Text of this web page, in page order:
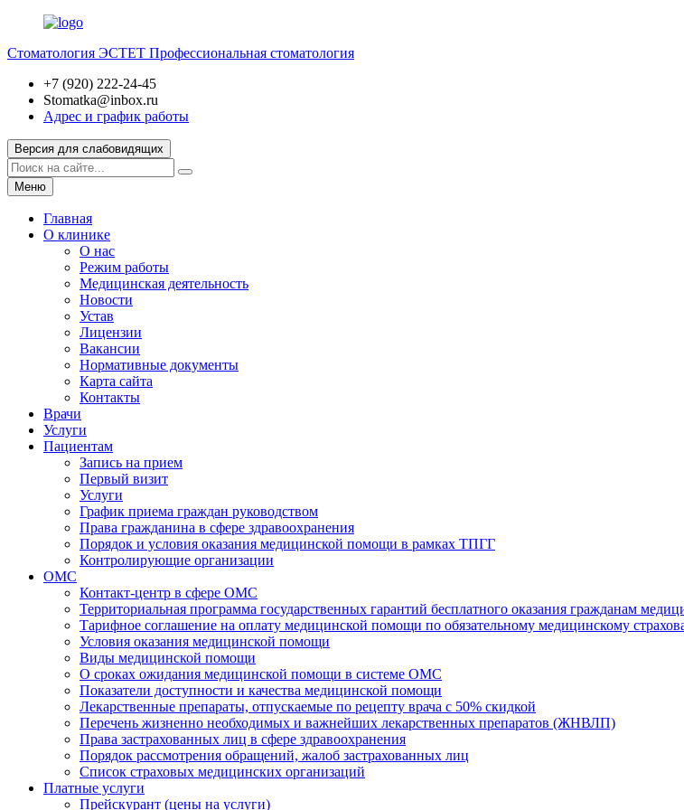
Стоматология ЭСТЕТ Профессиональная стоматология
+7 (920) 222-24-45
Stomatka@inbox.ru
Адрес и график работы
Версия для слабовидящих
Меню
Главная
О клинике
О нас
Режим работы
Медицинская деятельность
Новости
Устав
Лицензии
Вакансии
Нормативные документы
Карта сайта
Контакты
Врачи
Услуги
Пациентам
Запись на прием
Первый визит
Услуги
График приема граждан руководством
Права гражданина в сфере здравоохранения
Порядок и условия оказания медицинской помощи в рамках ТПГГ
Контролирующие организации
ОМС
Контакт-центр в сфере ОМС
Территориальная программа государственных гарантий бесплатного оказания гражданам
Тарифное соглашение на оплату медицинской помощи по обязательному медицинскому
Условия оказания медицинской помощи
Виды медицинской помощи
О сроках ожидания медицинской помощи в системе ОМС
Показатели доступности и качества медицинской помощи
Лекарственные препараты, отпускаемые по рецепту врача с 50% скидкой
Перечень жизненно необходимых и важнейших лекарственных препаратов (ЖНВЛП)
Права застрахованных лиц в сфере здравоохранения
Порядок рассмотрения обращений, жалоб застрахованных лиц
Список страховых медицинских организаций
Платные услуги
Прейскурант (цены на услуги)